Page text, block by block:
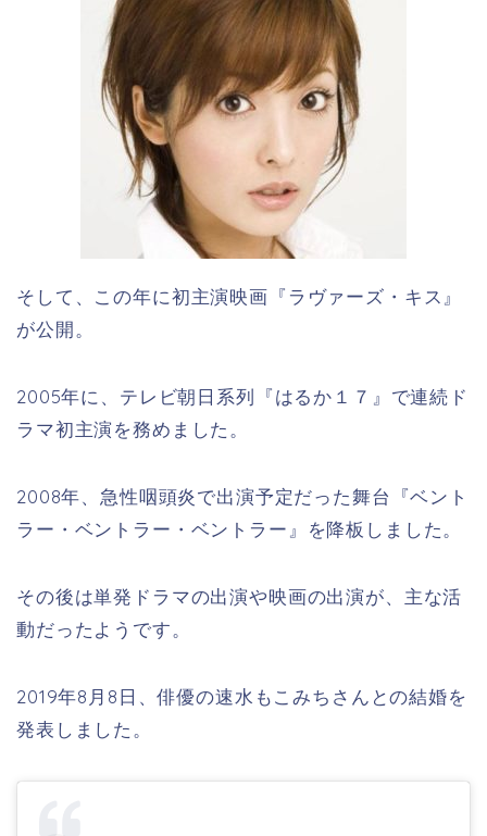
そして、この年に初主演映画『ラヴァーズ・キス』
が公開。
2005年に、テレビ朝日系列『はるか１７』で連続ド
ラマ初主演を務めました。
2008年、急性咽頭炎で出演予定だった舞台『ベント
ラー・ベントラー・ベントラー』を降板しました。
その後は単発ドラマの出演や映画の出演が、主な活
動だったようです。
2019年8月8日、俳優の速水もこみちさんとの結婚を
発表しました。